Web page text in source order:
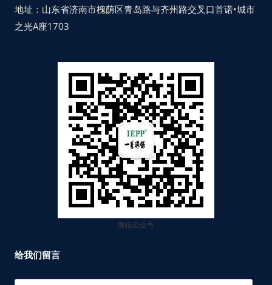
地址：山东省济南市槐荫区青岛路与齐州路交叉口首诺•城市
之光A座1703
微信公众号
给我们留言